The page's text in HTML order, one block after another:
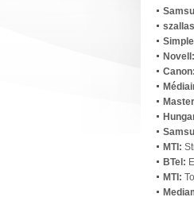
Novell:
Canon:
MTI:
BTel:
MTI: